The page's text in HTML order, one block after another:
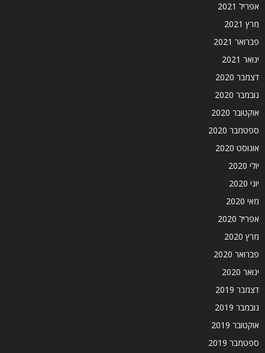
אפריל 2021
מרץ 2021
פברואר 2021
ינואר 2021
דצמבר 2020
נובמבר 2020
אוקטובר 2020
ספטמבר 2020
אוגוסט 2020
יולי 2020
יוני 2020
מאי 2020
אפריל 2020
מרץ 2020
פברואר 2020
ינואר 2020
דצמבר 2019
נובמבר 2019
אוקטובר 2019
ספטמבר 2019